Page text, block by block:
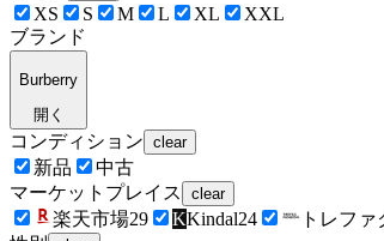
XS S M L XL
XXL
ブランド
Burberry
開く
コンディション clear
新品
中古
マーケットプレイス
clear
楽天市場29 KKindal24 トレファ